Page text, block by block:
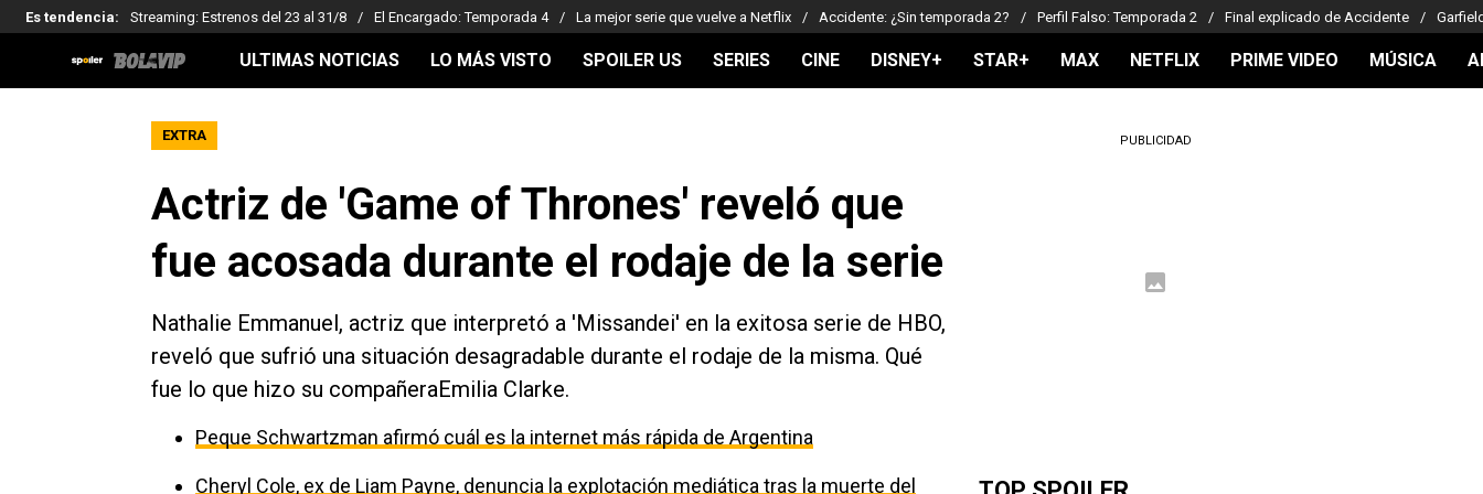
Es tendencia: Streaming: Estrenos del 23 al 31/8 El Encargado: Temporada 4 La mejor serie que vuelve a Netflix Accidente: ¿Sin temporada 2? Perfil Falso: Temporada 2 Final explicado de Accidente
ULTIMAS NOTICIAS LO MÁS VISTO SPOILER US SERIES CINE DISNEY+ STAR+ MAX NETFLIX PRIME VIDEO MÚSICA
EXTRA
Actriz de 'Game of Thrones' reveló que
fue acosada durante el rodaje de la serie
Nathalie Emmanuel, actriz que interpretó a 'Missandei' en la exitosa serie de HBO,
reveló que sufrió una situación desagradable durante el rodaje de la misma. Qué
fue lo que hizo su compañeraEmilia Clarke.
Peque Schwartzman afirmó cuál es la internet más rápida de Argentina
Cheryl Cole, ex de Liam Payne, denuncia la explotación mediática tras la muerte del
PUBLICIDAD